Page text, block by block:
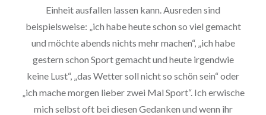
Einheit ausfallen lassen kann. Ausreden sind
beispielsweise: „ich habe heute schon so viel gemacht
und möchte abends nichts mehr machen“, „ich habe
gestern schon Sport gemacht und heute irgendwie
keine Lust“, „das Wetter soll nicht so schön sein“ oder
„ich mache morgen lieber zwei Mal Sport“. Ich erwische
mich selbst oft bei diesen Gedanken und wenn ihr